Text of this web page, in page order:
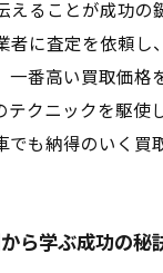
えることが成功の
者に査定を依頼し
一番高い買取価格
テクニックを駆使
でも納得のいく買
ら学ぶ成功の秘